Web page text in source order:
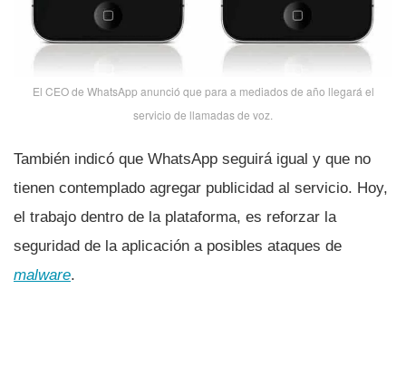
El CEO de WhatsApp anunció que para a mediados de año llegará el
servicio de llamadas de voz.
También indicó que WhatsApp seguirá igual y que no
tienen contemplado agregar publicidad al servicio. Hoy,
el trabajo dentro de la plataforma, es reforzar la
seguridad de la aplicación a posibles ataques de
malware.